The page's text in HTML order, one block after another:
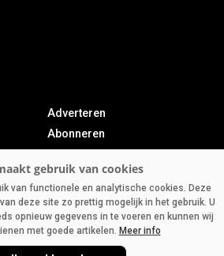
Adverteren
Abonneren
Contact
van functionele en analytische cookies. Deze
deze site zo prettig mogelijk in het gebruik. U
opnieuw gegevens in te voeren en kunnen wij
met goede artikelen. Meer info